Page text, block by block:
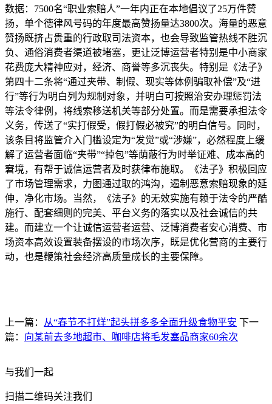
数据：7500名“职业索赔人”一年内正在本地倡议了25万件赞
扬，单个德律风号码的年度最高赞扬量达3800次。海量的恶意
赞扬既挤占贵重的行政取司法资本，也会导致监管热线不胜沉
负、通俗消费者渠道被堵塞，更让泛博运营者特别是中小商家
花费庞大精神应对，经济、商誉等多沉丧失。特别是《法子》
第四十二条将“通过夹带、制假、现实等体例骗取补偿”及“进
行”等行为明白列为规制对象，并明白可按照治安办理惩罚法
等法令律例，将线索移送机关等部分处置。而是需要承担法令
义务，传送了“实打假受，假打假必被究”的明白信号。同时，
该条目将监管介入门槛设定为“发觉”或“涉嫌”，必然程度上缓
解了运营者面临“夹带”“掉包”等荫蔽行为时举证难、成本高的
窘境，有帮于诚信运营者及时获律布施取。《法子》积极回应
了市场管理需求，力图通过取的鸿沟，遏制恶意索赔现象的延
伸，净化市场。当然，《法子》的无效实施有赖于法令的严酷
施行、配套细则的完美、平台义务的落实以及社会诚信的共
建。而建立一个让诚信运营者运营、泛博消费者安心消费、市
场资本高效设置装备摆设的市场次序，既是优化营商的主要行
动，也是鞭策社会经济高质量成长的主要保障。
上一篇： 从“春节不打烊”起头拼多多全面升级食物平安 下一
篇： 向某前去多地超市、咖啡店将毛发塞品商家60余次
与我们一起
扫描二维码关注我们